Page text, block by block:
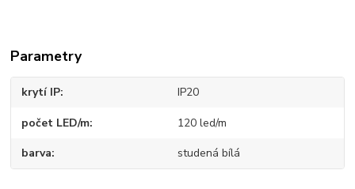
Parametry
krytí IP IP20
počet LED/m 120 led/m
barva studená bílá